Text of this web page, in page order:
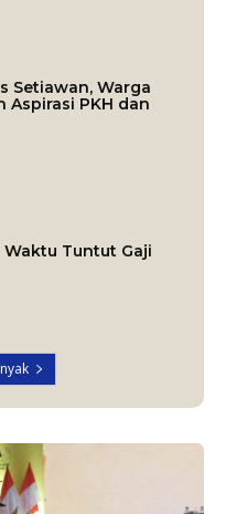
Setiawan, Warga
Aspirasi PKH dan
Waktu Tuntut Gaji